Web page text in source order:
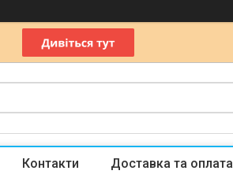
Контакти Доставка та оплата